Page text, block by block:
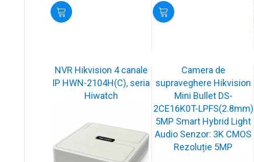
NVR Hikvision 4 canale
IP HWN-2104H(C), seria
Hiwatch
Camera de
supraveghere Hikvision
Mini Bullet DS-
2CE16K0T-LPFS(2.8mm)
5MP Smart Hybrid Light
Audio Senzor: 3K CMOS
Rezoluție 5MP